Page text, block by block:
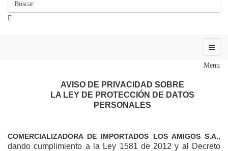
Menu
AVISO DE PRIVACIDAD SOBRE
LA LEY DE PROTECCIÓN DE DATOS
PERSONALES
COMERCIALIZADORA DE IMPORTADOS LOS AMIGOS S.A.,
dando cumplimiento a la Ley 1581 de 2012 y al Decreto